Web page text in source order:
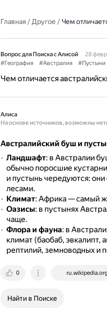
Главная/Другое / Чем
Вопрос для Поиска с Алисой
28
#География
#Австралия #Пустыни
Чем отличается
Алиса
На основе источников, возможны
Австралийский буш и
Ландшафт: в Австралии
обычно поросшие
и пустынь чередуются:
лесами.
Климат: Африка — самый
Оазисы: в пустынях
чаще.
Флора и фауна: в
климат (баобаб, эвкалипт,
рептилий, земноводных и
0
Найти в Поиске